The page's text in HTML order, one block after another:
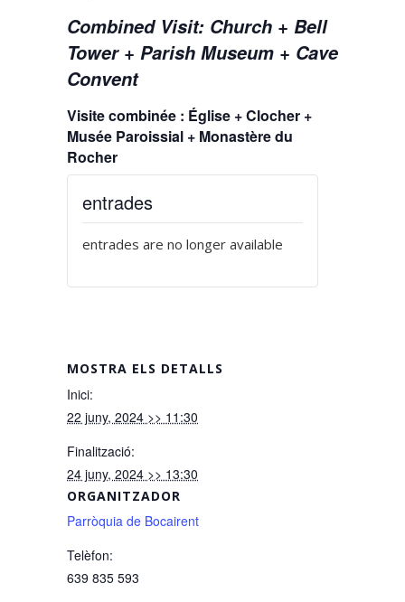
Combined Visit: Church + Bell
Tower + Parish Museum + Cave
Convent
Visite combinée : Église + Clocher +
Musée Paroissial + Monastère du
Rocher
MOSTRA ELS DETALLS
Inici:
22 juny, 2024 >> 11:30
Finalització:
24 juny, 2024 >> 13:30
ORGANITZADOR
Parròquia de Bocairent
Telèfon:
639 835 593
entrades
entrades are no longer available